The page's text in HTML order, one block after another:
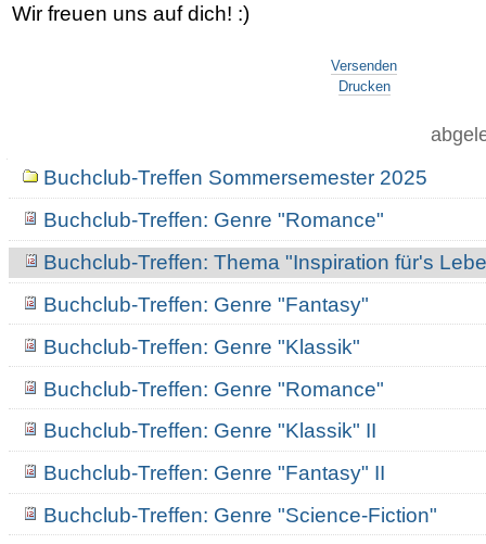
Wir freuen uns auf dich! :)
Versenden
Drucken
NavigationBuchclub-Treffen Sommersemester 2025
Buchclub-Treffen: Genre "Romance"
Buchclub-Treffen: Thema "Inspiration für's
Buchclub-Treffen: Genre "Fantasy"
Buchclub-Treffen: Genre "Klassik"
Buchclub-Treffen: Genre "Romance"
Buchclub-Treffen: Genre "Klassik" II
Buchclub-Treffen: Genre "Fantasy" II
Buchclub-Treffen: Genre "Science-Fiction"